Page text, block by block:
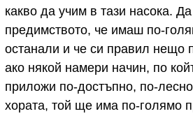
какво да учим в тази насока.
предимството, че имаш по-
останали и че си правил нещо
ако някой намери начин, по
приложи по-достъпно, по-
хората, той ще има по-голямо